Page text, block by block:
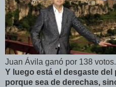
Juan Ávila ganó por 138
Y luego está el desgaste del
porque sea de derechas,